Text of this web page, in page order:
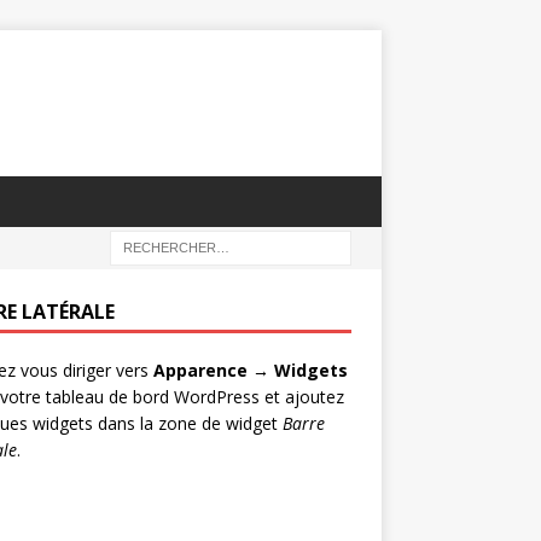
LATÉRALE
vous diriger vers Apparence → Widgets
tableau de bord WordPress et ajoutez
widgets dans la zone de widget Barre
.